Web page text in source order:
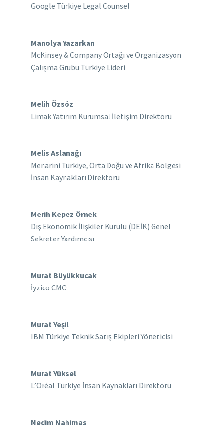
Google Türkiye Legal Counsel
Manolya Yazarkan
McKinsey & Company Ortağı ve Organizasyon
Çalışma Grubu Türkiye Lideri
Melih Özsöz
Limak Yatırım Kurumsal İletişim Direktörü
Melis Aslanağı
Menarini Türkiye, Orta Doğu ve Afrika Bölgesi
İnsan Kaynakları Direktörü
Merih Kepez Örnek
Dış Ekonomik İlişkiler Kurulu (DEİK) Genel
Sekreter Yardımcısı
Murat Büyükkucak
İyzico CMO
Murat Yeşil
IBM Türkiye Teknik Satış Ekipleri Yöneticisi
Murat Yüksel
L’Oréal Türkiye İnsan Kaynakları Direktörü
Nedim Nahimas